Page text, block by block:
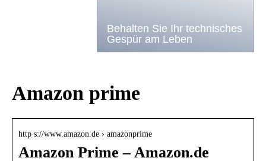
Behalten Sie Ihr technisches
Gespür am Leben
Amazon prime
http s://www.amazon.de › amazonprime
Amazon Prime – Amazon.de